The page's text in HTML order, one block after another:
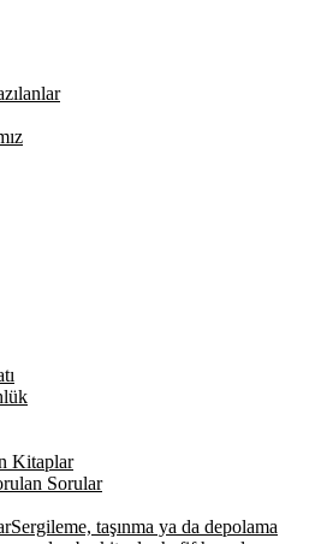
Kitaplar
Sorular
Sergileme, taşınma ya da depolama